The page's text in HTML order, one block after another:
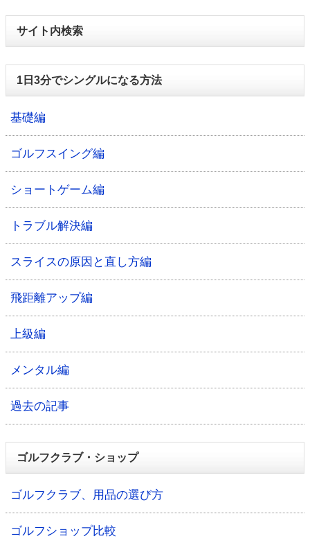
サイト内検索
1日3分でシングルになる方法
基礎編
ゴルフスイング編
ショートゲーム編
トラブル解決編
スライスの原因と直し方編
飛距離アップ編
上級編
メンタル編
過去の記事
ゴルフクラブ・ショップ
ゴルフクラブ、用品の選び方
ゴルフショップ比較